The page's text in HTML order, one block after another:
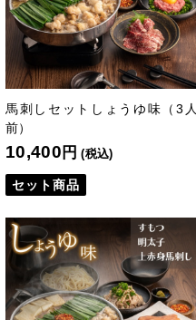
馬刺しセットしょうゆ味（3人
前）
10,400 円 (税込)
セット商品